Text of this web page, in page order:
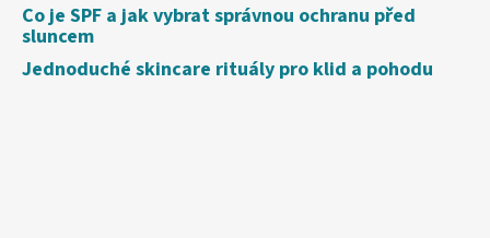
Co je SPF a jak vybrat správnou ochranu před
sluncem
Jednoduché skincare rituály pro klid a pohodu